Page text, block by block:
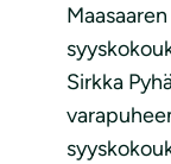
Sirkka